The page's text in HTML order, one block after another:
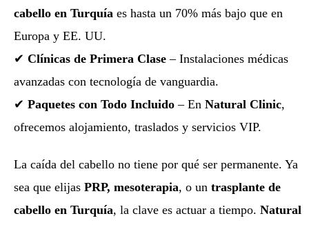
cabello en Turquía es hasta un 70% más bajo que en
Europa y EE. UU.
✔ Clínicas de Primera Clase – Instalaciones médicas
avanzadas con tecnología de vanguardia.
✔ Paquetes con Todo Incluido – En Natural Clinic,
ofrecemos alojamiento, traslados y servicios VIP.
La caída del cabello no tiene por qué ser permanente. Ya
sea que elijas PRP, mesoterapia, o un trasplante de
cabello en Turquía, la clave es actuar a tiempo. Natural